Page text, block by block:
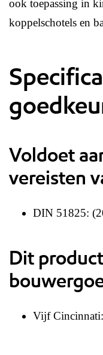
ook toepassing in
koppelschotels en
Voldoet
vereisten
DIN 51825:
Dit
Vijf